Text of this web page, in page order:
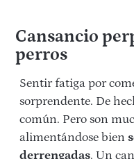
Cansancio
perros
Sentir fatiga por
sorprendente. De
común. Pero son
alimentándose bien
derrengadas. Un